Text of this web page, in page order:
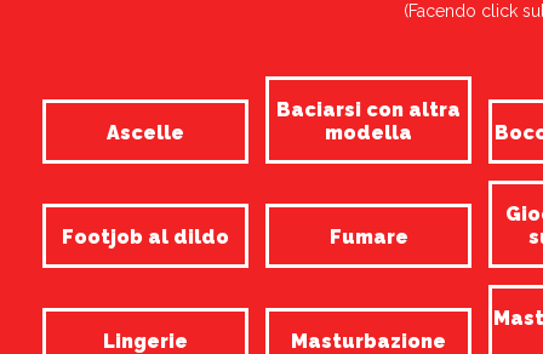
(Facendo click
Ascelle
Baciarsi con altra
modella
Footjob al dildo Fumare
Lingerie Masturbazione